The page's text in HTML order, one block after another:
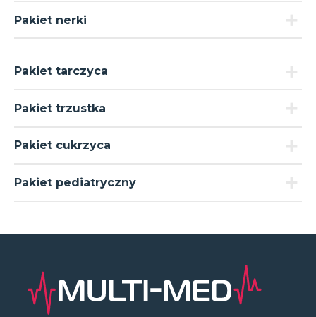
Pakiet nerki
Pakiet tarczyca
Pakiet trzustka
Pakiet cukrzyca
Pakiet pediatryczny